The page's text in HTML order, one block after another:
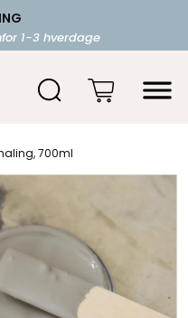
1-3 hverdage
599.-
700ml